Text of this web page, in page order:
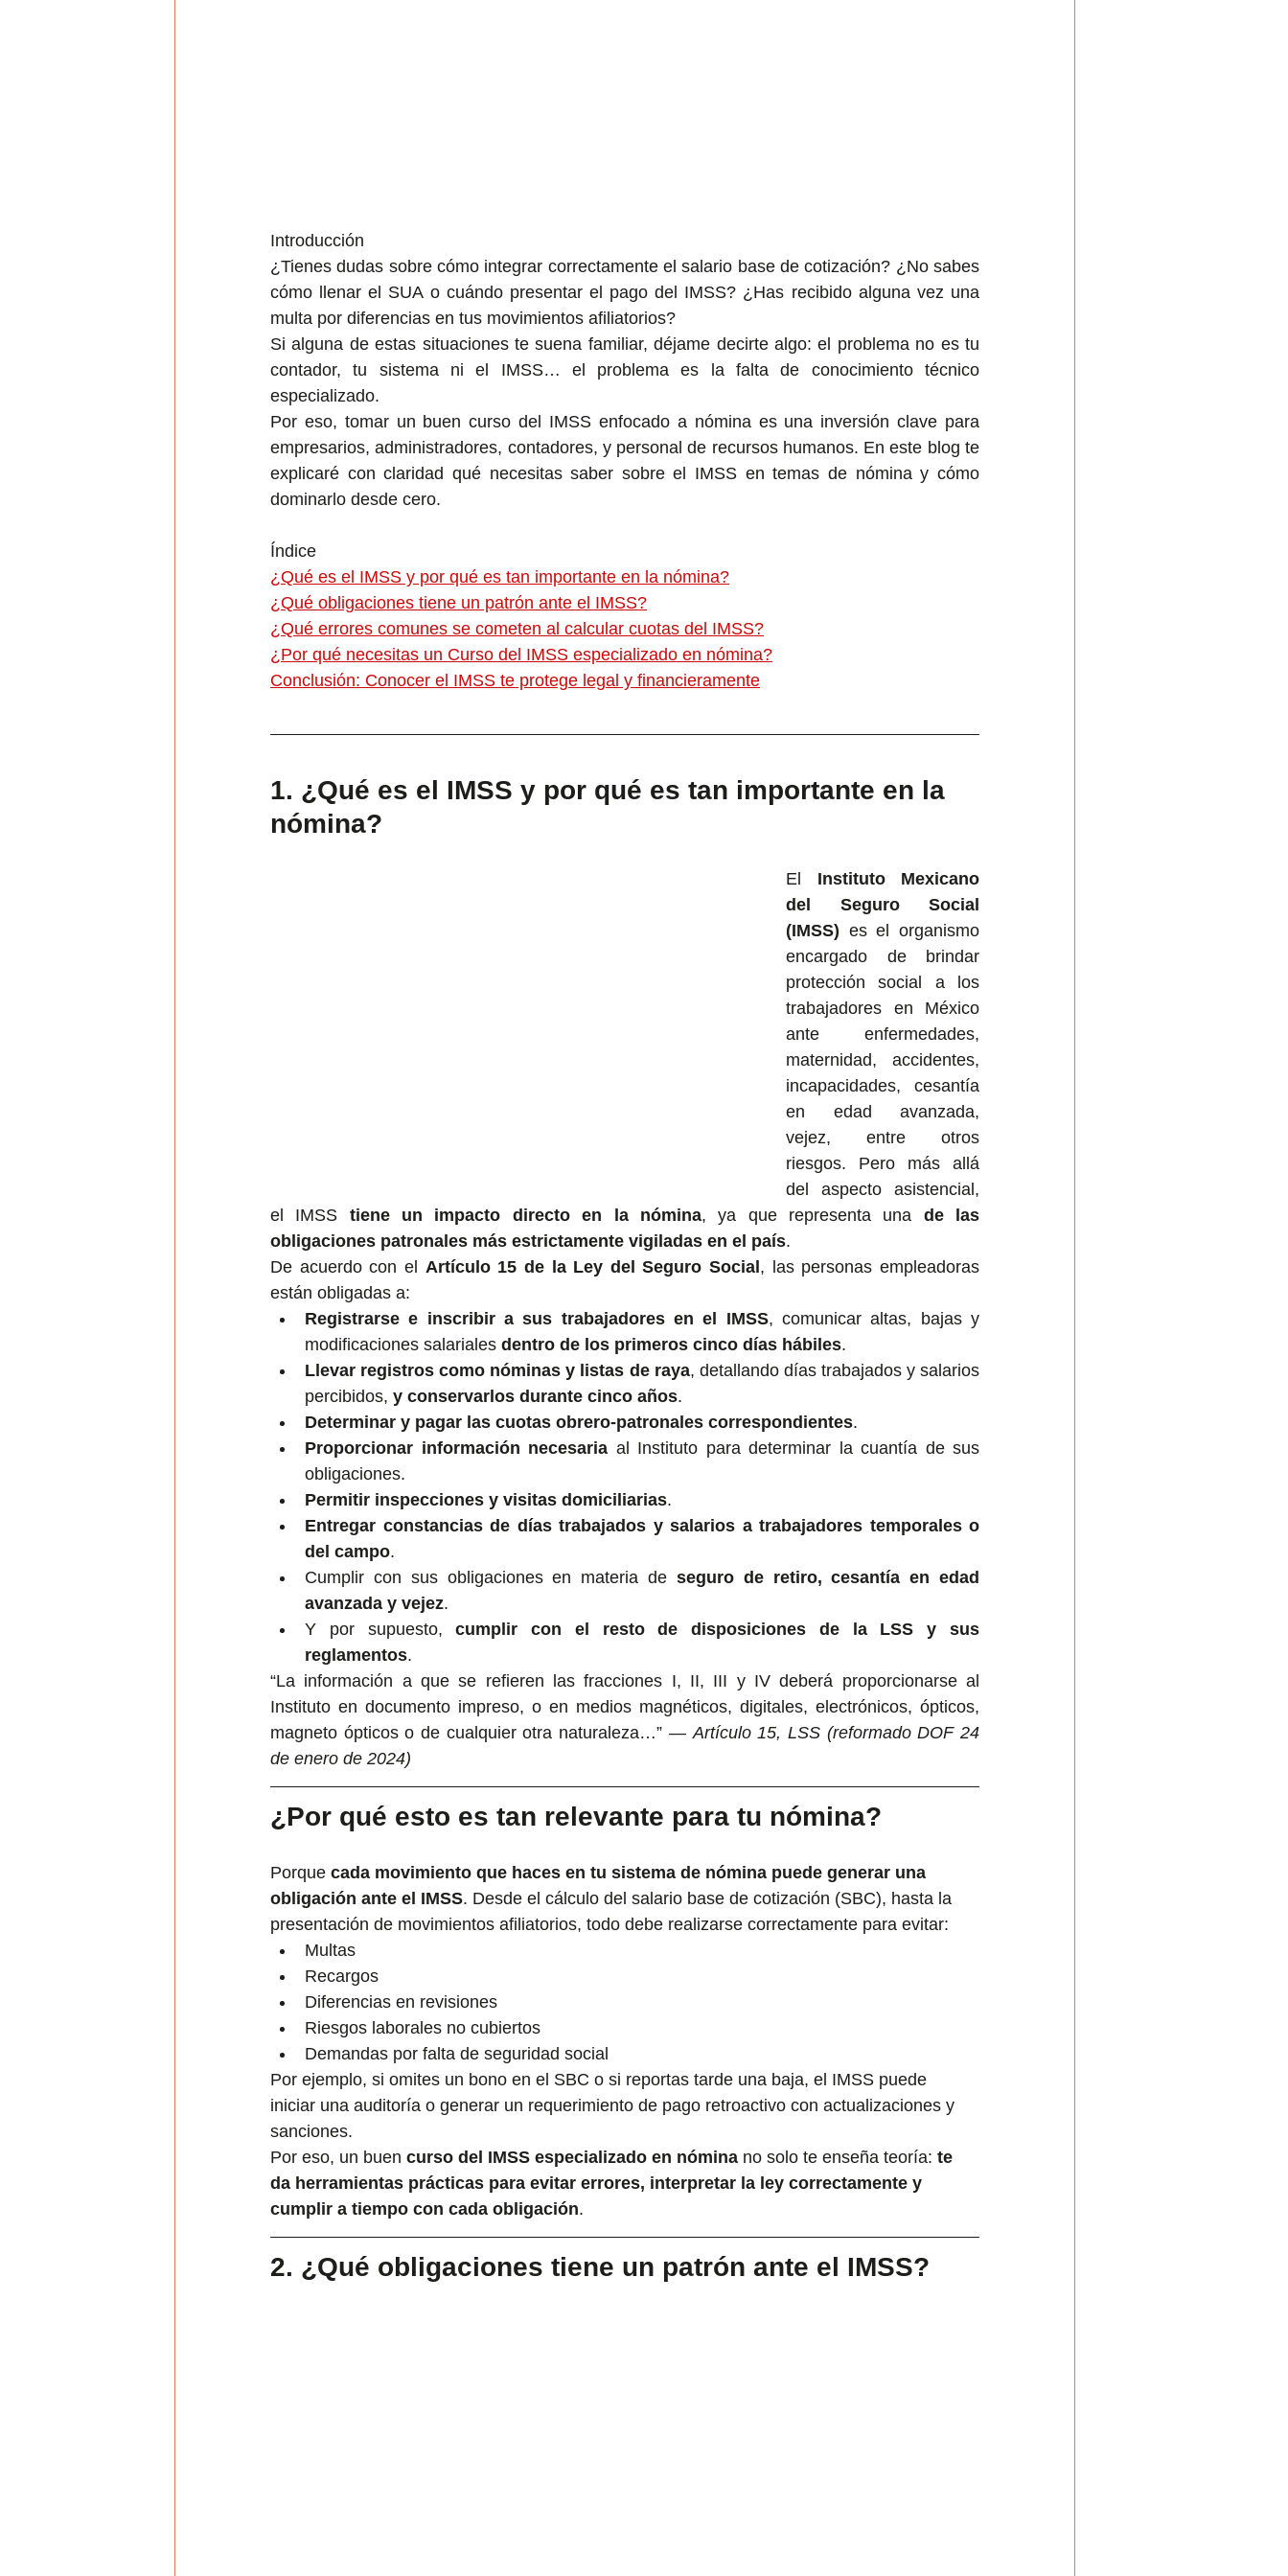
Introducción
¿Tienes dudas sobre cómo integrar correctamente el salario base de cotización? ¿No sabes
cómo llenar el SUA o cuándo presentar el pago del IMSS? ¿Has recibido alguna vez una
multa por diferencias en tus movimientos afiliatorios?
Si alguna de estas situaciones te suena familiar, déjame decirte algo: el problema no es tu
contador, tu sistema ni el IMSS… el problema es la falta de conocimiento técnico
especializado.
Por eso, tomar un buen curso del IMSS enfocado a nómina es una inversión clave para
empresarios, administradores, contadores, y personal de recursos humanos. En este blog te
explicaré con claridad qué necesitas saber sobre el IMSS en temas de nómina y cómo
dominarlo desde cero.
Índice
¿Qué es el IMSS y por qué es tan importante en la nómina?
¿Qué obligaciones tiene un patrón ante el IMSS?
¿Qué errores comunes se cometen al calcular cuotas del IMSS?
¿Por qué necesitas un Curso del IMSS especializado en nómina?
Conclusión: Conocer el IMSS te protege legal y financieramente
1. ¿Qué es el IMSS y por qué es tan importante en la
nómina?
El Instituto Mexicano
del Seguro Social
(IMSS) es el organismo
encargado de brindar
protección social a los
trabajadores en México
ante enfermedades,
maternidad, accidentes,
incapacidades, cesantía
en edad avanzada,
vejez, entre otros
riesgos. Pero más allá
del aspecto asistencial,
el IMSS tiene un impacto directo en la nómina, ya que representa una de las
obligaciones patronales más estrictamente vigiladas en el país.
De acuerdo con el Artículo 15 de la Ley del Seguro Social , las personas empleadoras
están obligadas a:
Registrarse e inscribir a sus trabajadores en el IMSS, comunicar altas, bajas y
modificaciones salariales dentro de los primeros cinco días hábiles.
Llevar registros como nóminas y listas de raya, detallando días trabajados y salarios
percibidos, y conservarlos durante cinco años.
Determinar y pagar las cuotas obrero-patronales correspondientes.
Proporcionar información necesaria al Instituto para determinar la cuantía de sus
obligaciones.
Permitir inspecciones y visitas domiciliarias.
Entregar constancias de días trabajados y salarios a trabajadores temporales o
del campo.
Cumplir con sus obligaciones en materia de seguro de retiro, cesantía en edad
avanzada y vejez.
Y por supuesto, cumplir con el resto de disposiciones de la LSS y sus
reglamentos.
“La información a que se refieren las fracciones I, II, III y IV deberá proporcionarse al
Instituto en documento impreso, o en medios magnéticos, digitales, electrónicos, ópticos,
magneto ópticos o de cualquier otra naturaleza…” — Artículo 15, LSS (reformado DOF 24
de enero de 2024)
¿Por qué esto es tan relevante para tu nómina?
Porque cada movimiento que haces en tu sistema de nómina puede generar una
obligación ante el IMSS. Desde el cálculo del salario base de cotización (SBC), hasta la
presentación de movimientos afiliatorios, todo debe realizarse correctamente para evitar:
Multas
Recargos
Diferencias en revisiones
Riesgos laborales no cubiertos
Demandas por falta de seguridad social
Por ejemplo, si omites un bono en el SBC o si reportas tarde una baja, el IMSS puede
iniciar una auditoría o generar un requerimiento de pago retroactivo con actualizaciones y
sanciones.
Por eso, un buen curso del IMSS especializado en nómina no solo te enseña teoría: te
da herramientas prácticas para evitar errores, interpretar la ley correctamente y
cumplir a tiempo con cada obligación.
2. ¿Qué obligaciones tiene un patrón ante el IMSS?